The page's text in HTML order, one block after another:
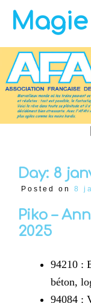
Day: 8
Posted on 8
Piko –
2025
94210 :
béton,
94084 :